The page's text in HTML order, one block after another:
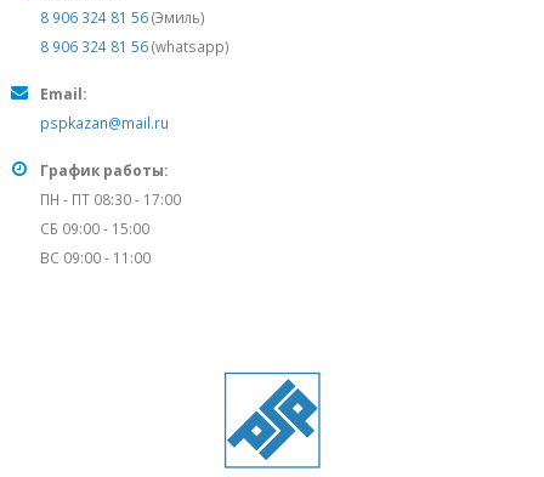
8 906 324 81 56(Эмиль)
8 906 324 81 56(whatsapp)
Email:
pspkazan@mail.ru
График работы:
ПН - ПТ 08:30 - 17:00
СБ 09:00 - 15:00
ВС 09:00 - 11:00